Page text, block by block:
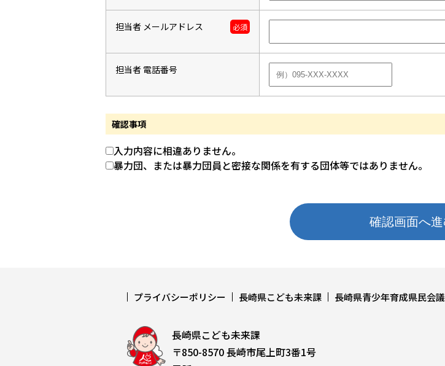
担当者 メールアドレス 必須
担当者 電話番号
確認事項
入力内容に相違ありません。
暴力団、または暴力団員と密接な関係を有する団体等ではありません。
プライバシーポリシー 長崎県こども未来課 長崎県青少年育成県民会議
長崎県こども未来課
〒850-8570 長崎市尾上町3番1号